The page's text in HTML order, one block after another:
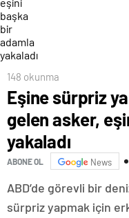
148 okunma
Eşine sürpriz
gelen asker,
yakaladı
ABONE OL News
ABD’de görevli bir
sürpriz yapmak için